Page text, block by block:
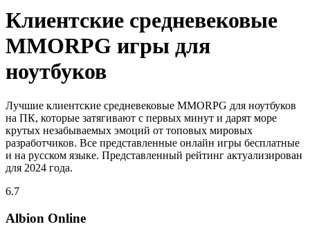
Клиентские средневековые
MMORPG игры для
ноутбуков
Лучшие клиентские средневековые MMORPG для ноутбуков
на ПК, которые затягивают с первых минут и дарят море
крутых незабываемых эмоций от топовых мировых
разработчиков. Все представленные онлайн игры бесплатные
и на русском языке. Представленный рейтинг актуализирован
для 2024 года.
6.7
Albion Online